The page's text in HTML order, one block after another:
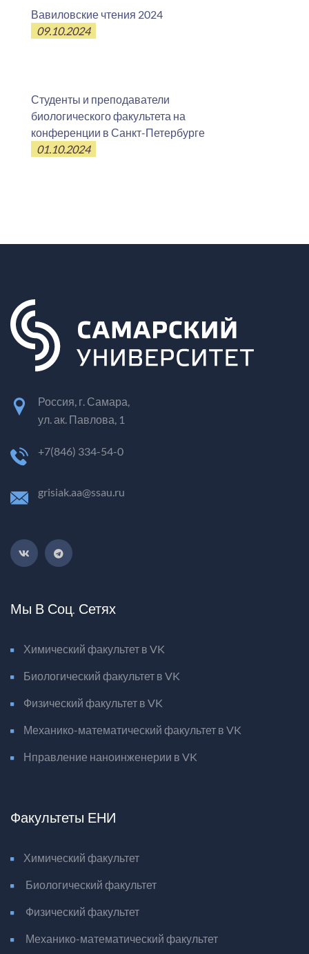
Вавиловские чтения 2024
09.10.2024
Студенты и преподаватели
биологического факультета на
конференции в Санкт-Петербурге
01.10.2024
Россия, г. Самара,
ул. ак. Павлова, 1
+7(846) 334-54-0
grisiak.aa@ssau.ru
Мы В Соц. Сетях
Химический факультет в VK
Биологический факультет в VK
Физический факультет в VK
Механико-математический факультет в VK
Нправление наноинженерии в VK
Факультеты ЕНИ
Химический факультет
Биологический факультет
Физический факультет
Механико-математический факультет